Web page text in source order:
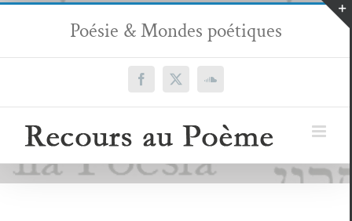
Passer
contenu
Poésie & Mondes poétiques
Facebook
X SoundCloud